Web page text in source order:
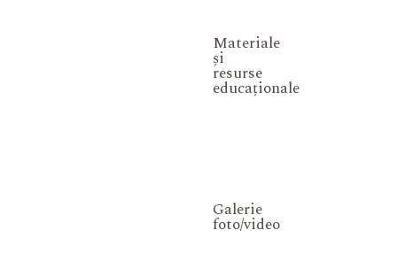
Materiale
și
resurse
educaționale
Galerie
foto/video